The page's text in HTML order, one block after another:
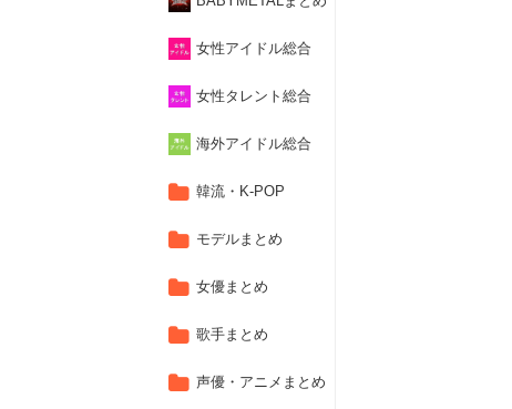
女性アイドル総合
女性タレント総合
海外アイドル総合
韓流・K-POP
モデルまとめ
女優まとめ
歌手まとめ
声優・アニメまとめ